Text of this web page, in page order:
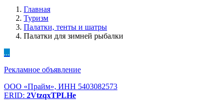
Главная
Туризм
Палатки, тенты и шатры
Палатки для зимней рыбалки
...
Рекламное объявление
ООО «Прайм», ИНН 5403082573
ERID: 2VtzqxTPLHe